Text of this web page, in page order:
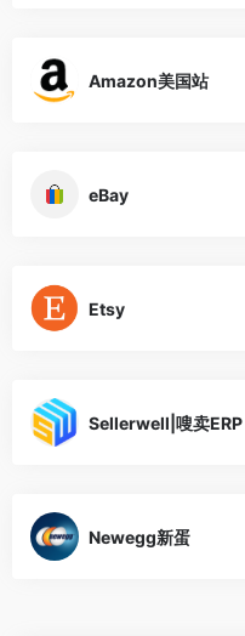
Amazon美国站
eBay
Etsy
Sellerwell|嗖卖ERP
Newegg新蛋